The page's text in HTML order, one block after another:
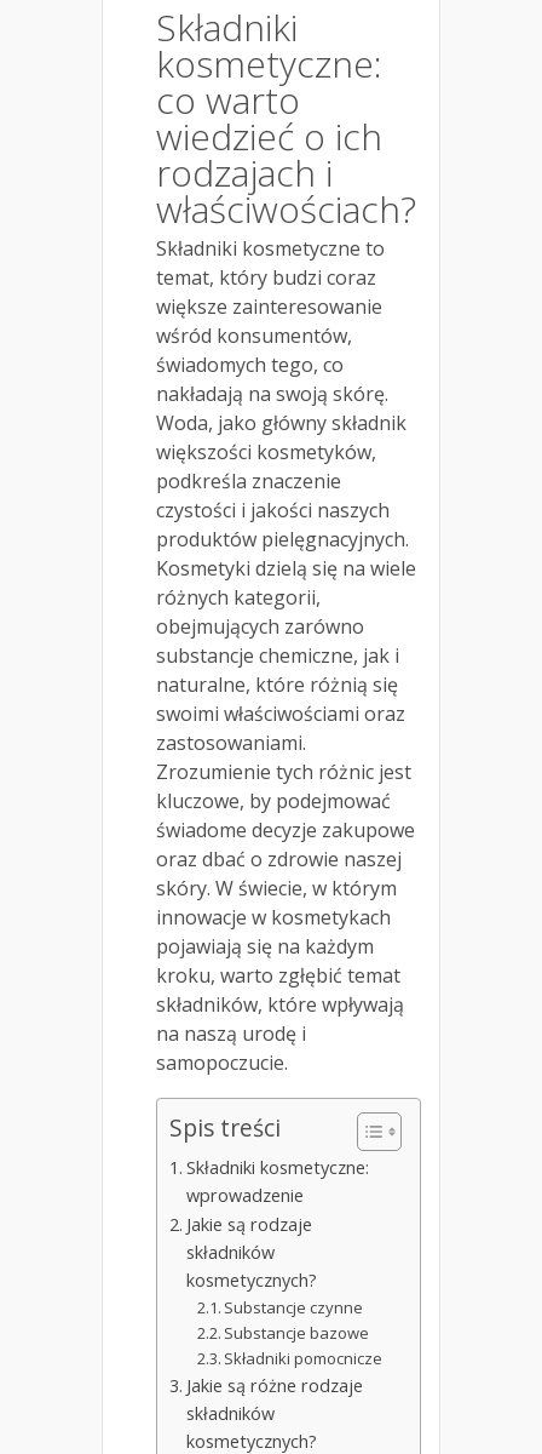
Składniki
kosmetyczne:
co warto
wiedzieć o ich
rodzajach i
właściwościach?
Składniki kosmetyczne to
temat, który budzi coraz
większe zainteresowanie
wśród konsumentów,
świadomych tego, co
nakładają na swoją skórę.
Woda, jako główny składnik
większości kosmetyków,
podkreśla znaczenie
czystości i jakości naszych
produktów pielęgnacyjnych.
Kosmetyki dzielą się na wiele
różnych kategorii,
obejmujących zarówno
substancje chemiczne, jak i
naturalne, które różnią się
swoimi właściwościami oraz
zastosowaniami.
Zrozumienie tych różnic jest
kluczowe, by podejmować
świadome decyzje zakupowe
oraz dbać o zdrowie naszej
skóry. W świecie, w którym
innowacje w kosmetykach
pojawiają się na każdym
kroku, warto zgłębić temat
składników, które wpływają
na naszą urodę i
samopoczucie.
Spis treści
Składniki kosmetyczne:
wprowadzenie
Jakie są rodzaje
składników
kosmetycznych?
Substancje czynne
Substancje bazowe
Składniki pomocnicze
Jakie są różne rodzaje
składników
kosmetycznych?